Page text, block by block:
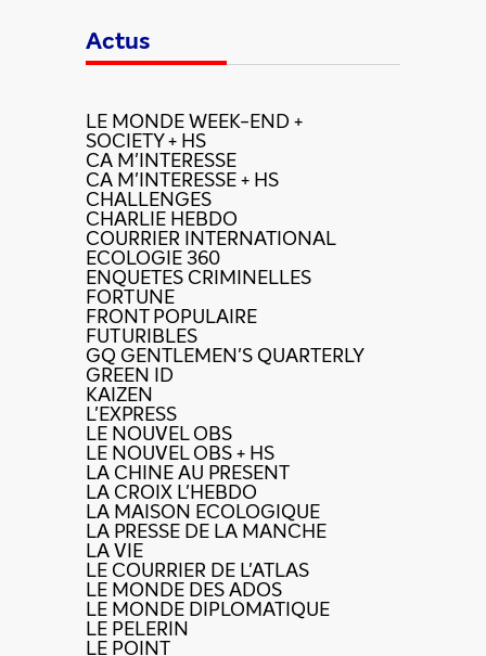
Actus
LE MONDE WEEK-END +
SOCIETY + HS
CA M'INTERESSE
CA M'INTERESSE + HS
CHALLENGES
CHARLIE HEBDO
COURRIER INTERNATIONAL
ECOLOGIE 360
ENQUETES CRIMINELLES
FORTUNE
FRONT POPULAIRE
FUTURIBLES
GQ GENTLEMEN'S QUARTERLY
GREEN ID
KAIZEN
L'EXPRESS
LE NOUVEL OBS
LE NOUVEL OBS + HS
LA CHINE AU PRESENT
LA CROIX L'HEBDO
LA MAISON ECOLOGIQUE
LA PRESSE DE LA MANCHE
LA VIE
LE COURRIER DE L'ATLAS
LE MONDE DES ADOS
LE MONDE DIPLOMATIQUE
LE PELERIN
LE POINT